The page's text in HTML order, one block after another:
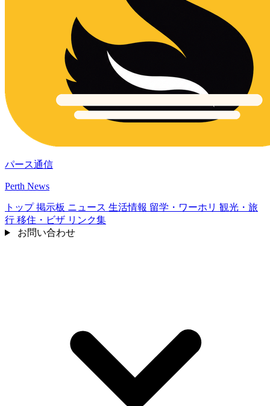
パース通信
Perth News
トップ掲示板 ニュース 生活情報 留学・ワーホリ 観光・旅
行 移住・ビザ リンク集
お問い合わせ